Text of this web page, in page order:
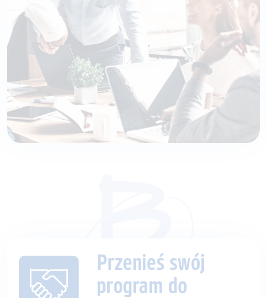
Przenieś swój
program do